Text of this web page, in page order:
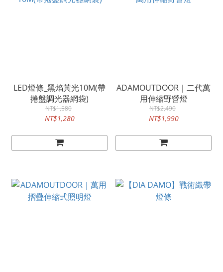
LED燈條_黑焰黃光10M(帶
捲盤調光器網袋)
NT$1,580
NT$1,280
ADAMOUTDOOR｜二代萬
用伸縮野營燈
NT$2,490
NT$1,990